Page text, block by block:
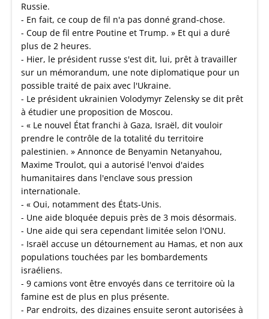
Russie.
- En fait, ce coup de fil n'a pas donné grand-chose.
- Coup de fil entre Poutine et Trump. » Et qui a duré
plus de 2 heures.
- Hier, le président russe s'est dit, lui, prêt à travailler
sur un mémorandum, une note diplomatique pour un
possible traité de paix avec l'Ukraine.
- Le président ukrainien Volodymyr Zelensky se dit prêt
à étudier une proposition de Moscou.
- « Le nouvel État franchi à Gaza, Israël, dit vouloir
prendre le contrôle de la totalité du territoire
palestinien. » Annonce de Benyamin Netanyahou,
Maxime Troulot, qui a autorisé l'envoi d'aides
humanitaires dans l'enclave sous pression
internationale.
- « Oui, notamment des États-Unis.
- Une aide bloquée depuis près de 3 mois désormais.
- Une aide qui sera cependant limitée selon l'ONU.
- Israël accuse un détournement au Hamas, et non aux
populations touchées par les bombardements
israéliens.
- 9 camions vont être envoyés dans ce territoire où la
famine est de plus en plus présente.
- Par endroits, des dizaines ensuite seront autorisées à